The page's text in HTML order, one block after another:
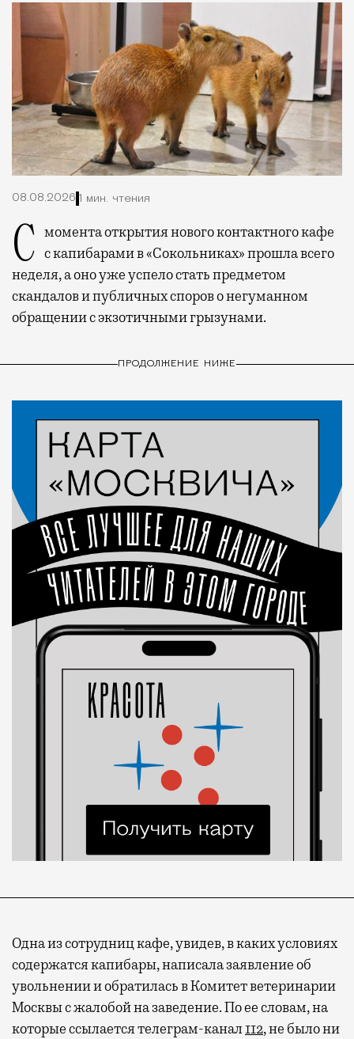
08.08.2026 1 мин. чтения
С момента открытия нового контактного кафе с капибарами в «Сокольниках» прошла всего
неделя, а оно уже успело стать предметом
скандалов и публичных споров о негуманном
обращении с экзотичными грызунами.
ПРОДОЛЖЕНИЕ НИЖЕ
Одна из сотрудниц кафе, увидев, в каких условиях
содержатся капибары, написала заявление об
увольнении и обратилась в Комитет ветеринарии
Москвы с жалобой на заведение. По ее словам, на
которые ссылается телеграм-канал112, не было ни